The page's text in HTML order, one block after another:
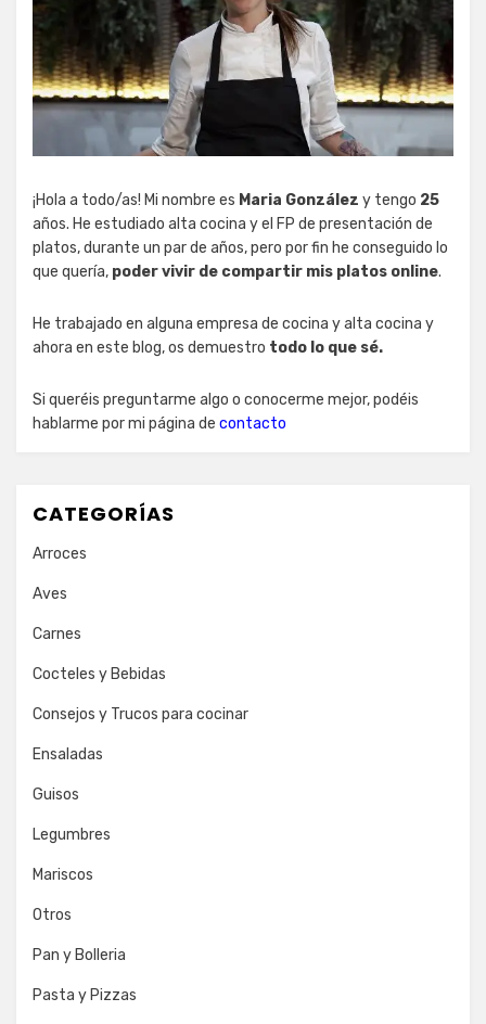
¡Hola a todo/as! Mi nombre es Maria González y tengo 25
años. He estudiado alta cocina y el FP de presentación de
platos, durante un par de años, pero por fin he conseguido lo
que quería, poder vivir de compartir mis platos online.
He trabajado en alguna empresa de cocina y alta cocina y
ahora en este blog, os demuestro todo lo que sé.
Si queréis preguntarme algo o conocerme mejor, podéis
hablarme por mi página de contacto
CATEGORÍAS
Arroces
Aves
Carnes
Cocteles y Bebidas
Consejos y Trucos para cocinar
Ensaladas
Guisos
Legumbres
Mariscos
Otros
Pan y Bolleria
Pasta y Pizzas